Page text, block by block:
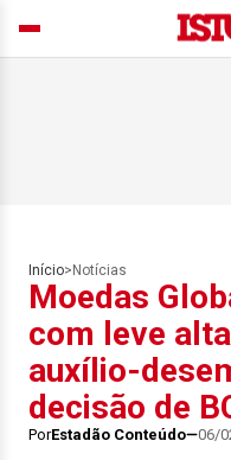
Início> Notícias
Moedas
com leve
auxílio-
decisão de
PorEstadão Conteúdo 06/